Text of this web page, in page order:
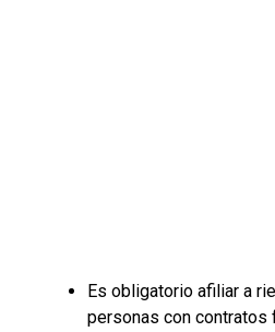
Es obligatorio afiliar a
personas con